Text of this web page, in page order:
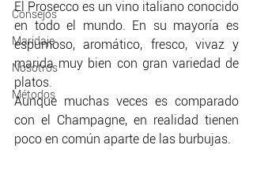
Consejos
Maridaje
Nosotros
Métodos
El Prosecco es un vino italiano conocido
en todo el mundo. En su mayoría es
espumoso, aromático, fresco, vivaz y
marida muy bien con gran variedad de
platos.
Aunque muchas veces es comparado
con el Champagne, en realidad tienen
poco en común aparte de las burbujas.